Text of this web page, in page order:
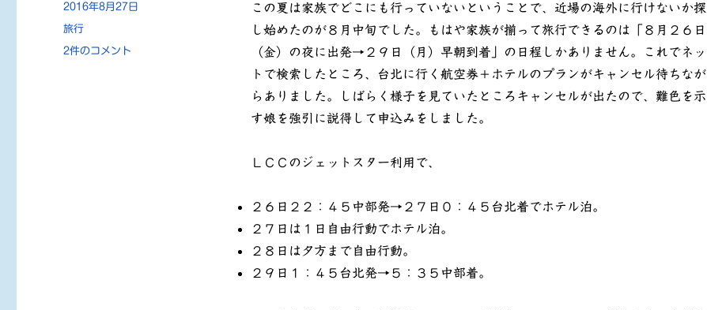
この夏は家族でどこにも行っていないということで、近場の海外に行けないか探
し始めたのが８月中旬でした。もはや家族が揃って旅行できるのは「８月２６日
（金）の夜に出発→２９日（月）早朝到着」の日程しかありません。これでネッ
トで検索したところ、台北に行く航空券＋ホテルのプランがキャンセル待ちなが
らありました。しばらく様子を見ていたところキャンセルが出たので、難色を示
す娘を強引に説得して申込みをしました。
ＬＣＣのジェットスター利用で、
２６日２２：４５中部発→２７日０：４５台北着でホテル泊。
２７日は１日自由行動でホテル泊。
２８日は夕方まで自由行動。
２９日１：４５台北発→５：３５中部着。
投
稿
2016年8月27日
カ
テ
旅行
台
2件のコメント